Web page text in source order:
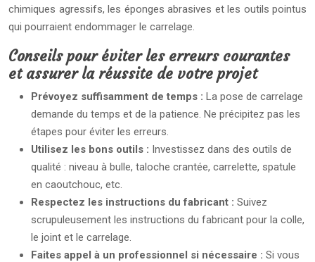
chimiques agressifs, les éponges abrasives et les outils pointus
qui pourraient endommager le carrelage.
Conseils pour éviter les erreurs courantes
et assurer la réussite de votre projet
Prévoyez suffisamment de temps : La pose de carrelage
demande du temps et de la patience. Ne précipitez pas les
étapes pour éviter les erreurs.
Utilisez les bons outils : Investissez dans des outils de
qualité : niveau à bulle, taloche crantée, carrelette, spatule
en caoutchouc, etc.
Respectez les instructions du fabricant : Suivez
scrupuleusement les instructions du fabricant pour la colle,
le joint et le carrelage.
Faites appel à un professionnel si nécessaire : Si vous